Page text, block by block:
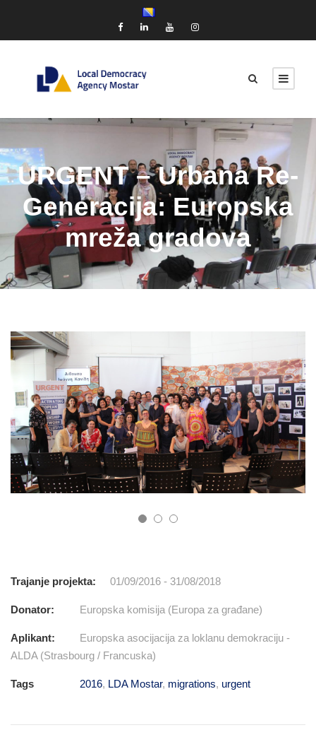
URGENT – Urbana Re-
Generacija: Europska
mreža gradova
Trajanje projekta: 01/09/2016 - 31/08/2018
Donator: Europska komisija (Europa za građane)
Aplikant:
Europska asocijacija za loklanu demokraciju -
ALDA (Strasbourg / Francuska)
Tags 2016, LDA Mostar, migrations, urgent